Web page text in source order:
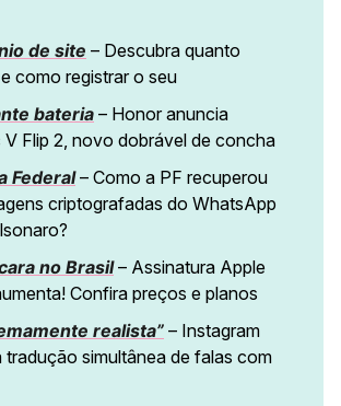
de site – Descubra quanto
como registrar o seu
bateria– Honor anuncia
V Flip 2, novo dobrável de concha
Federal– Como a PF recuperou
criptografadas do WhatsApp
no Brasil– Assinatura Apple
Confira preços e planos
realista”– Instagram
tradução simultânea de falas com